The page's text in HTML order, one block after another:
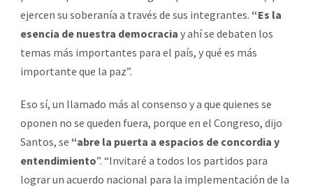
ejercen su soberanía a través de sus integrantes. “Es la
esencia de nuestra democracia y ahí se debaten los
temas más importantes para el país, y qué es más
importante que la paz”.
Eso sí, un llamado más al consenso y a que quienes se
oponen no se queden fuera, porque en el Congreso, dijo
Santos, se “abre la puerta a espacios de concordia y
entendimiento”. “Invitaré a todos los partidos para
lograr un acuerdo nacional para la implementación de la